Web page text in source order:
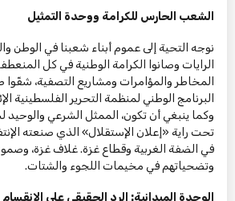
الشعب الحارس للكرامة ووحدة التمثيل
نوجه التحية إلى عموم أبناء شعبنا في الوطن
الرايات وصانوا الكرامة الوطنية في كل
المخاطر والمؤامرات ومشاريع التصفية،
البرنامج الوطني لمنظمة التحرير الفلسطينية
وكما ينبغي أن تكون، الممثل الشرعي والوحيد
تحت راية «إعلان الإستقلال» الذي صنعته
في الضفة الغربية وقطاع غزة. غلاف غزة،
وتضحياتهم في مخيمات اللجوء والشتات.
الوحدة الميدانية: الرد الحقيقي على الانقسام